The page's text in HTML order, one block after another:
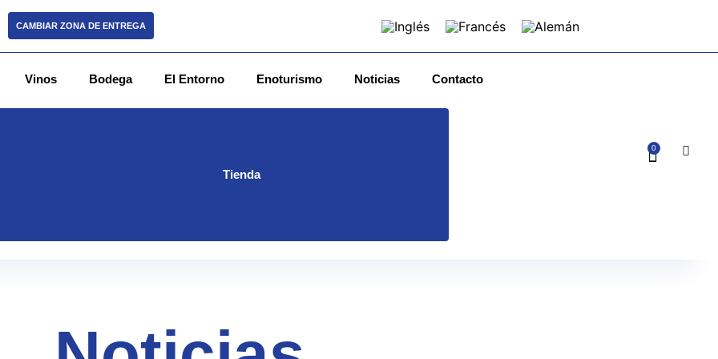
CAMBIAR ZONA DE ENTREGA
Vinos Bodega El Entorno Enoturismo Noticias Contacto
Tienda
0